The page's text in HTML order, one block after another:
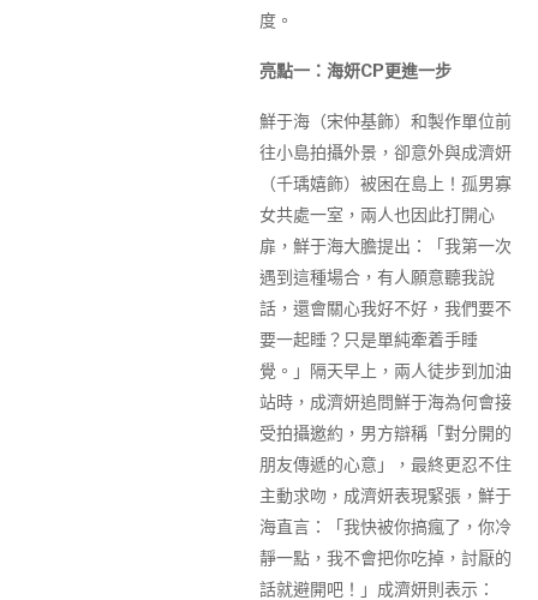
度。
亮點一：海妍CP更進一步
鮮于海（宋仲基飾）和製作單位前
往小島拍攝外景，卻意外與成濟妍
（千瑀嬉飾）被困在島上！孤男寡
女共處一室，兩人也因此打開心
扉，鮮于海大膽提出：「我第一次
遇到這種場合，有人願意聽我說
話，還會關心我好不好，我們要不
要一起睡？只是單純牽着手睡
覺。」隔天早上，兩人徒步到加油
站時，成濟妍追問鮮于海為何會接
受拍攝邀約，男方辯稱「對分開的
朋友傳遞的心意」，最終更忍不住
主動求吻，成濟妍表現緊張，鮮于
海直言：「我快被你搞瘋了，你冷
靜一點，我不會把你吃掉，討厭的
話就避開吧！」成濟妍則表示：